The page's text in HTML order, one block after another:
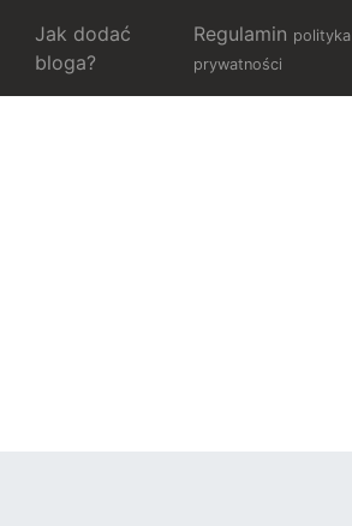
Jak dodać
bloga?
Regulamin polityka
prywatności